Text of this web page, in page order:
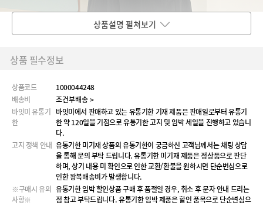
상품설명 펼쳐보기
상품 필수정보
상품코드
1000044248
배송비
조건부배송 >
바잇미 유통기
한
바잇미에서 판매하고 있는 유통기한 기재 제품은 판매일로부터 유통기
한 약 120일을 기점으로 유통기한 고지 및 임박 세일을 진행하고 있습니
다.
고지 정책 안내 유통기한 미기재 상품의 유통기한이 궁금하신 고객님께서는 채팅 상담
을 통해 문의 부탁 드립니다. 유통기한 미기재 제품은 정상품으로 판단
하며, 상기 내용 미 확인으로 인한 교환/환불을 원하시면 단순변심으로
인한 왕복배송비가 발생합니다.
※구매시 유의
사항※
유통기한 임박 할인상품 구매 후 품절일 경우, 취소 후 문자 안내 드리는
점 참고 부탁드립니다. 유통기한 임박 제품은 할인 품목으로 단순변심으